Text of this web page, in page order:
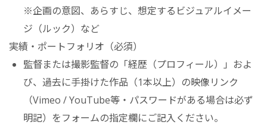
※企画の意図、あらすじ、想定するビジュアルイメー
ジ（ルック）など
実績・ポートフォリオ（必須）
監督または撮影監督の「経歴（プロフィール）」およ
び、過去に手掛けた作品（1本以上）の映像リンク
（Vimeo / YouTube等・パスワードがある場合は必ず
明記）をフォームの指定欄にご記入ください。